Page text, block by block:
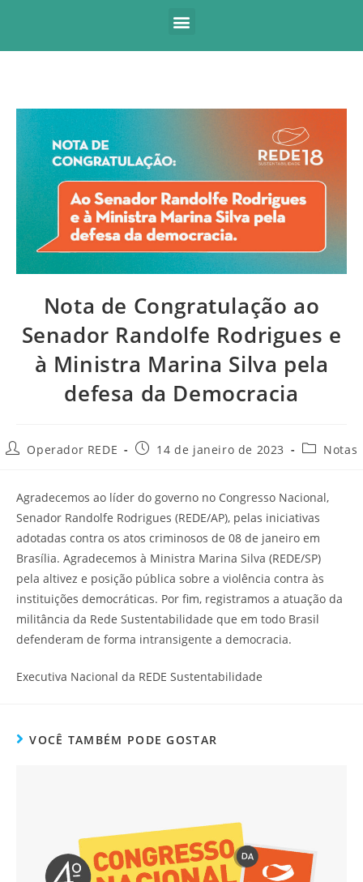
Nota de Congratulação ao
Senador Randolfe Rodrigues e
à Ministra Marina Silva pela
defesa da Democracia
Operador REDE 14 de janeiro de 2023 Notas
Agradecemos ao líder do governo no Congresso Nacional,
Senador Randolfe Rodrigues (REDE/AP), pelas iniciativas
adotadas contra os atos criminosos de 08 de janeiro em
Brasília. Agradecemos à Ministra Marina Silva (REDE/SP)
pela altivez e posição pública sobre a violência contra às
instituições democráticas. Por fim, registramos a atuação da
militância da Rede Sustentabilidade que em todo Brasil
defenderam de forma intransigente a democracia.
Executiva Nacional da REDE Sustentabilidade
VOCÊ TAMBÉM PODE GOSTAR